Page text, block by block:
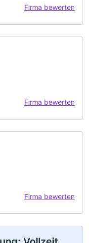
Firma bewerten
Firma bewerten
Firma bewerten